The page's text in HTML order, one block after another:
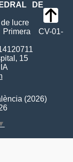
DE
lucre
CV-01-
15
(2026)